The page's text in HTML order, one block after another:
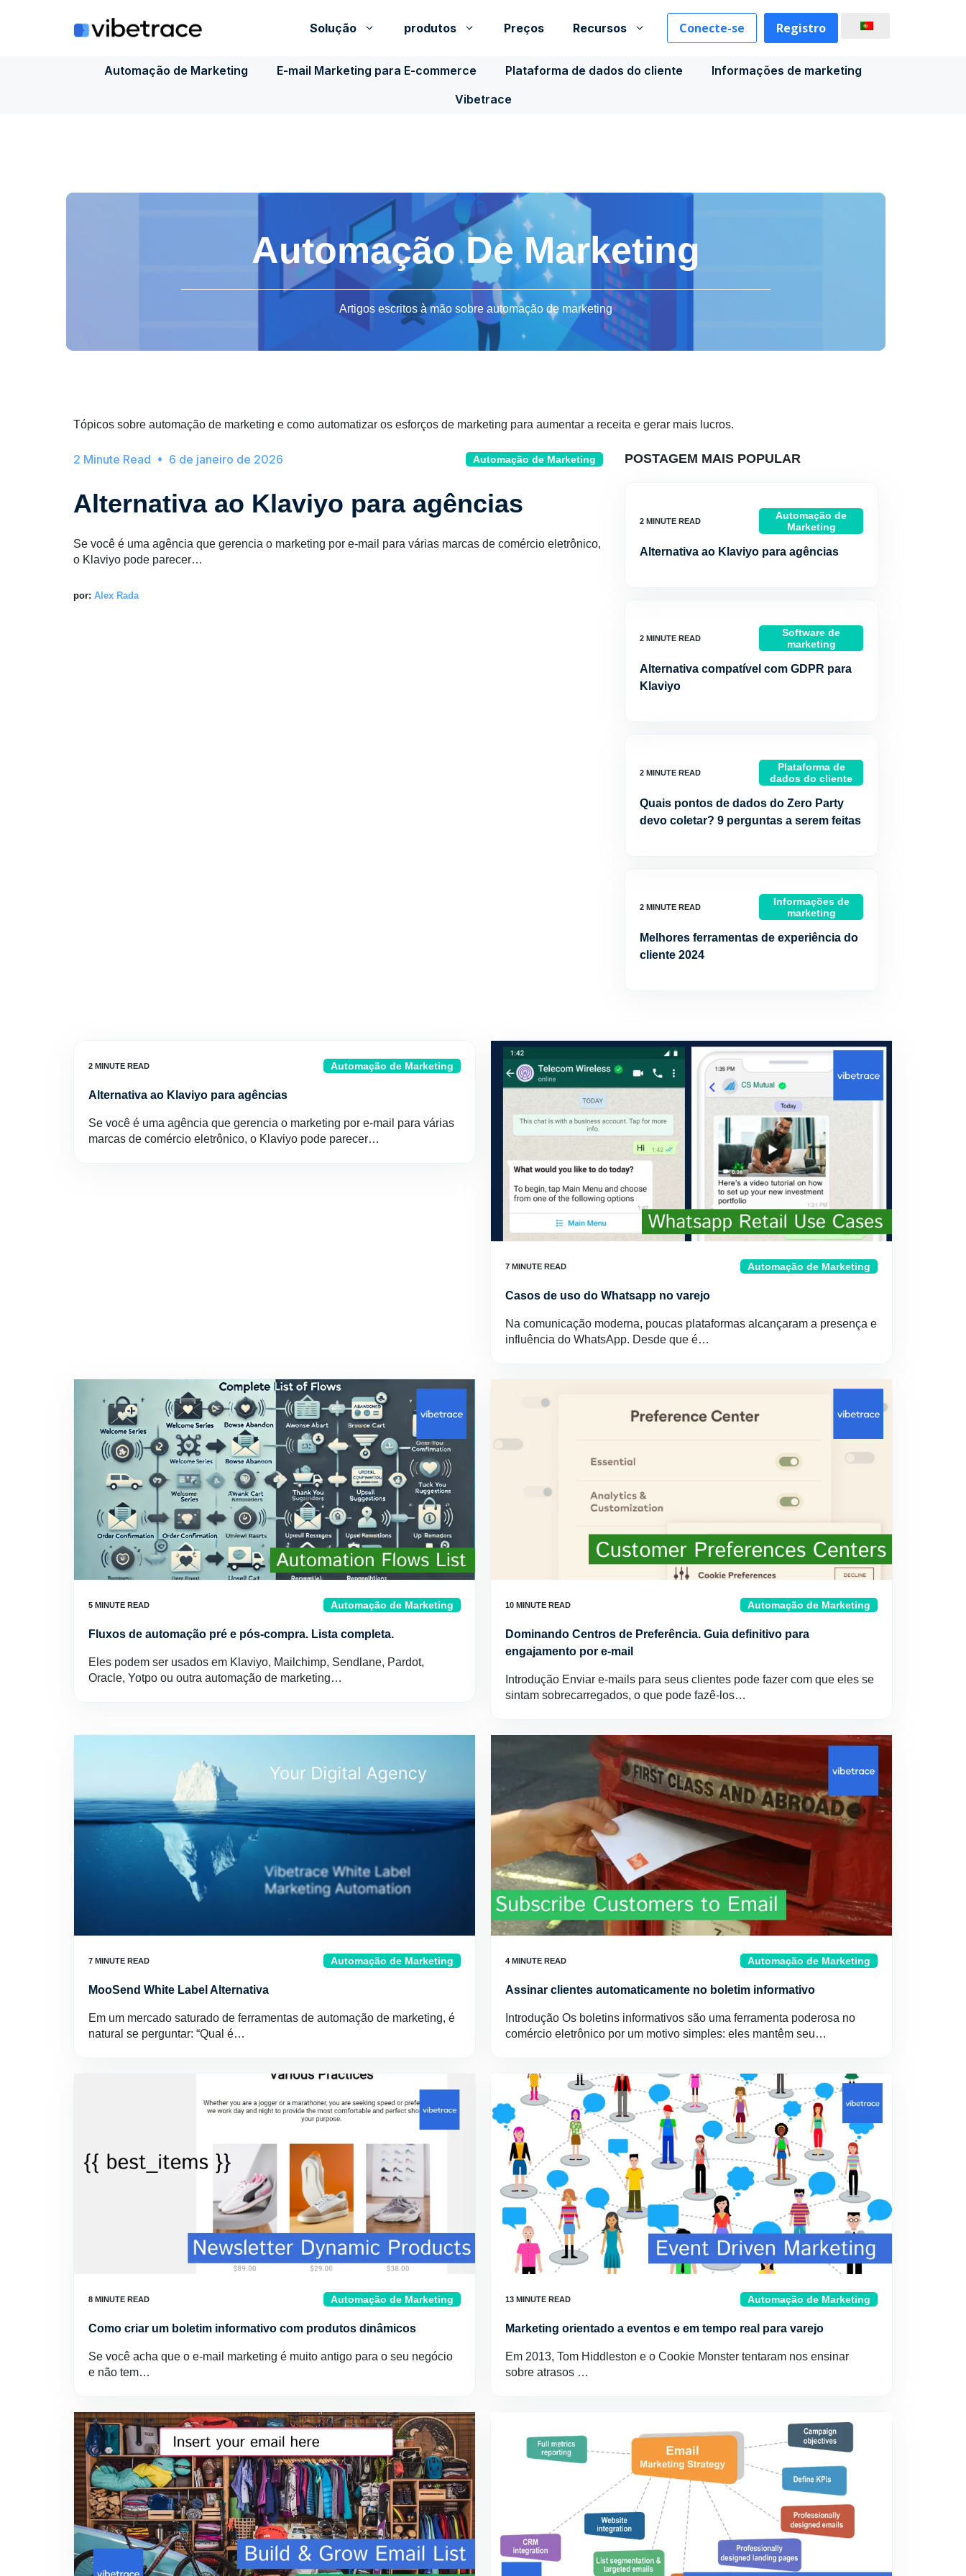
Solução produtos Preços Recursos Conecte-se Registro
Automação de Marketing E-mail Marketing para E-commerce Plataforma de dados do cliente
Informações de marketing
Vibetrace
Automação De Marketing
Artigos escritos à mão sobre automação de marketing
Tópicos sobre automação de marketing e como automatizar os esforços de marketing para aumentar a receita e gerar mais lucros.
6 de janeiro de 2026 Automação de Marketing
Alternativa ao Klaviyo para agências
Se você é uma agência que gerencia o marketing por e-mail para várias marcas de comércio eletrônico,
o Klaviyo pode parecer…
por: Alex Rada
POSTAGEM MAIS POPULAR
Automação de
Marketing
Alternativa ao Klaviyo para agências
Software de
marketing
Alternativa compatível com GDPR para
Klaviyo
Plataforma de
dados do cliente
Quais pontos de dados do Zero Party
devo coletar? 9 perguntas a serem feitas
Informações de
marketing
Melhores ferramentas de experiência do
cliente 2024
Automação de Marketing
Alternativa ao Klaviyo para agências
Se você é uma agência que gerencia o marketing por e-mail para várias
marcas de comércio eletrônico, o Klaviyo pode parecer…
Automação de Marketing
Casos de uso do Whatsapp no varejo
Na comunicação moderna, poucas plataformas alcançaram a presença e
influência do WhatsApp. Desde que é…
Automação de Marketing
Fluxos de automação pré e pós-compra. Lista completa.
Eles podem ser usados em Klaviyo, Mailchimp, Sendlane, Pardot,
Oracle, Yotpo ou outra automação de marketing…
Automação de Marketing
Dominando Centros de Preferência. Guia definitivo para
engajamento por e-mail
Introdução Enviar e-mails para seus clientes pode fazer com que eles se
sintam sobrecarregados, o que pode fazê-los…
Automação de Marketing
MooSend White Label Alternativa
Em um mercado saturado de ferramentas de automação de marketing, é
natural se perguntar: “Qual é…
Automação de Marketing
Assinar clientes automaticamente no boletim informativo
Introdução Os boletins informativos são uma ferramenta poderosa no
comércio eletrônico por um motivo simples: eles mantêm seu…
Automação de Marketing
Como criar um boletim informativo com produtos dinâmicos
Se você acha que o e-mail marketing é muito antigo para o seu negócio
e não tem…
Automação de Marketing
Marketing orientado a eventos e em tempo real para varejo
Em 2013, Tom Hiddleston e o Cookie Monster tentaram nos ensinar
sobre atrasos …